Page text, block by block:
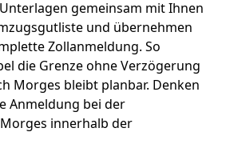
gemeinsam mit Ihnen
und übernehmen
Zollanmeldung. So
die Grenze ohne Verzögerung
Morges bleibt planbar. Denken
Anmeldung bei der
innerhalb der